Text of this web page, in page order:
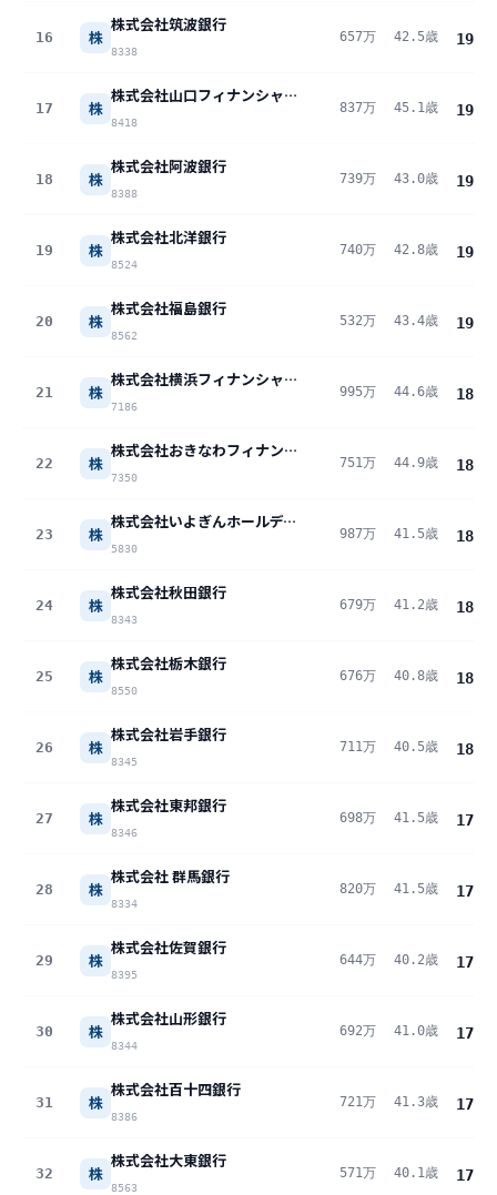
16 株
株式会社筑波銀行
8338
657万 42.5歳 19.6
17 株
株式会社山口フィナンシャルグループ
8418
837万 45.1歳 19.3
18 株
株式会社阿波銀行
8388
739万 43.0歳 19.1
19 株
株式会社北洋銀行
8524
740万 42.8歳 19.1
20 株
株式会社福島銀行
8562
532万 43.4歳 19.0
21 株
株式会社横浜フィナンシャルグループ
7186
995万 44.6歳 18.8
22 株
株式会社おきなわフィナンシャルグループ
7350
751万 44.9歳 18.8
23 株
株式会社いよぎんホールディングス
5830
987万 41.5歳 18.5
24 株
株式会社秋田銀行
8343
679万 41.2歳 18.3
25 株
株式会社栃木銀行
8550
676万 40.8歳 18.1
26 株
株式会社岩手銀行
8345
711万 40.5歳 18.1
27 株
株式会社東邦銀行
8346
698万 41.5歳 17.9
28 株
株式会社 群馬銀行
8334
820万 41.5歳 17.9
29 株
株式会社佐賀銀行
8395
644万 40.2歳 17.8
30 株
株式会社山形銀行
8344
692万 41.0歳 17.8
31 株
株式会社百十四銀行
8386
721万 41.3歳 17.7
32 株
株式会社大東銀行
8563
571万 40.1歳 17.3